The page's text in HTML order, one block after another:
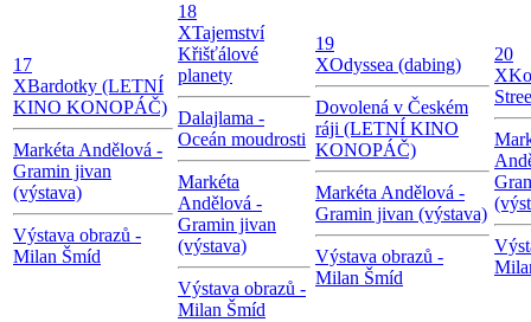
17
XBardotky (LETNÍ
KINO KONOPÁČ)
Markéta Andělová -
Gramin jivan
(výstava)
Výstava obrazů -
Milan Šmíd
18
XTajemství
Křišťálové
planety
Dalajlama -
Oceán moudrosti
Markéta
Andělová -
Gramin jivan
(výstava)
Výstava obrazů -
Milan Šmíd
19
XOdyssea (dabing)
Dovolená v Českém
ráji (LETNÍ KINO
KONOPÁČ)
Markéta Andělová -
Gramin jivan (výstava)
Výstava obrazů -
Milan Šmíd
20
X